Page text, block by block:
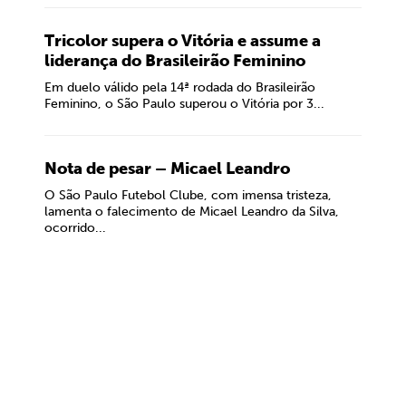
Tricolor supera o Vitória e assume a
liderança do Brasileirão Feminino
Em duelo válido pela 14ª rodada do Brasileirão
Feminino, o São Paulo superou o Vitória por 3...
Nota de pesar – Micael Leandro
O São Paulo Futebol Clube, com imensa tristeza,
lamenta o falecimento de Micael Leandro da Silva,
ocorrido...